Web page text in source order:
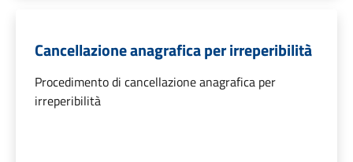
Cancellazione anagrafica per irreperibilità
Procedimento di cancellazione anagrafica per
irreperibilità